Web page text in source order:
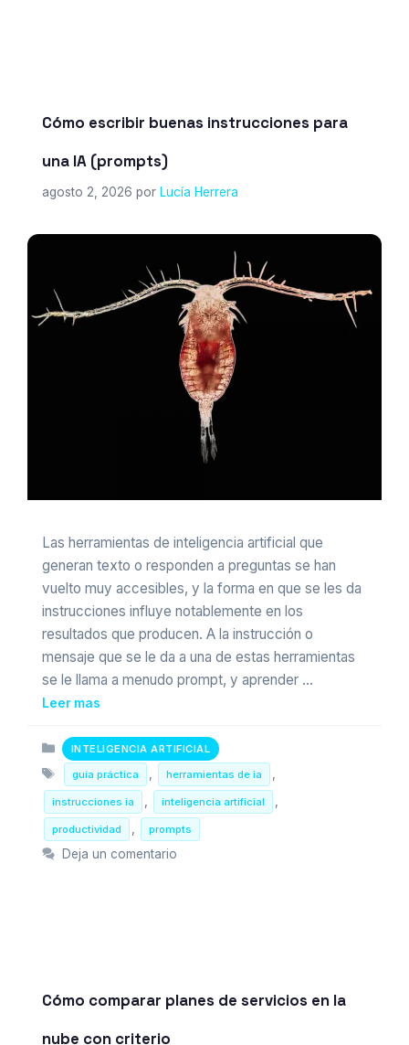
Cómo escribir buenas instrucciones para
una IA (prompts)
agosto 2, 2026 por Lucía Herrera
Las herramientas de inteligencia artificial que
generan texto o responden a preguntas se han
vuelto muy accesibles, y la forma en que se les da
instrucciones influye notablemente en los
resultados que producen. A la instrucción o
mensaje que se le da a una de estas herramientas
se le llama a menudo prompt, y aprender …
Leer mas
Categorias
INTELIGENCIA ARTIFICIAL
Etiquetas
guía práctica herramientas de ia
instrucciones ia inteligencia artificial
productividad prompts
Deja un comentario
Cómo comparar planes de servicios en la
nube con criterio